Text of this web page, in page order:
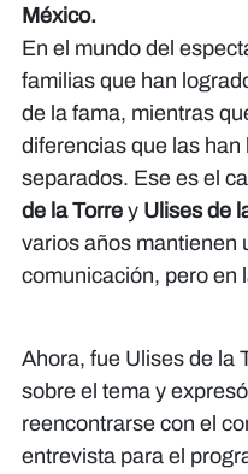
México.
En el mundo del
familias que han
de la fama, mientras
diferencias que las
separados. Ese es el
de la Torre y Ulises de
varios años mantienen
comunicación, pero en
Ahora, fue Ulises de la
sobre el tema y
reencontrarse con el
entrevista para el